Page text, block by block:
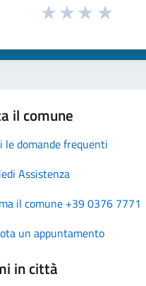
il comune
le domande frequenti
Assistenza
il comune +39 0376 7771
un appuntamento
in città